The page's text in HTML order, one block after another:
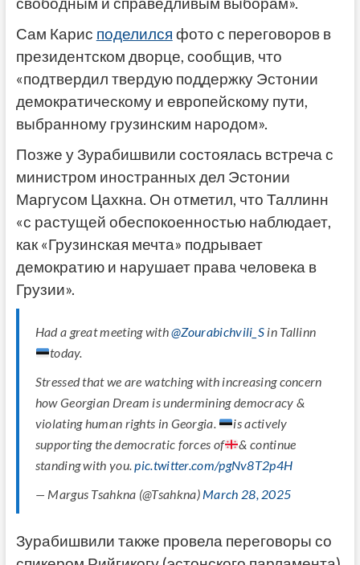
свободным и справедливым выборам».
Сам Карис поделился фото с переговоров в
президентском дворце, сообщив, что
«подтвердил твердую поддержку Эстонии
демократическому и европейскому пути,
выбранному грузинским народом».
Позже у Зурабишвили состоялась встреча с
министром иностранных дел Эстонии
Маргусом Цахкна. Он отметил, что Таллинн
«с растущей обеспокоенностью наблюдает,
как «Грузинская мечта» подрывает
демократию и нарушает права человека в
Грузии».
Had a great meeting with@Zourabichvili_S in Tallinn
today.
Stressed that we are watching with increasing concern
how Georgian Dream is undermining democracy &
violating human rights in Georgia.
is actively
supporting the democratic forces of
& continue
standing with you.pic.twitter.com/pgNv8T2p4H
— Margus Tsahkna (@Tsahkna) March 28, 2025
Зурабишвили также провела переговоры со